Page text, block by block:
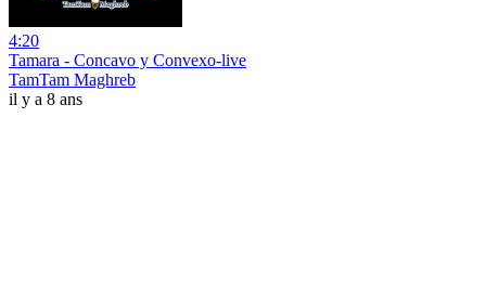
4:20
Tamara - Concavo y Convexo-live
TamTam Maghreb
il y a 8 ans